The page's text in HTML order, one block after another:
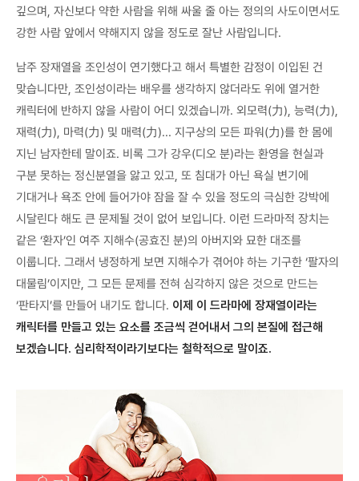
깊으며, 자신보다 약한 사람을 위해 싸울 줄 아는 정의의 사도이면서도
강한 사람 앞에서 약해지지 않을 정도로 잘난 사람입니다.
남주 장재열을 조인성이 연기했다고 해서 특별한 감정이 이입된 건
맞습니다만, 조인성이라는 배우를 생각하지 않더라도 위에 열거한
캐릭터에 반하지 않을 사람이 어디 있겠습니까. 외모력(力), 능력(力),
재력(力), 마력(力) 및 매력(力)... 지구상의 모든 파워(力)를 한 몸에
지닌 남자한테 말이죠. 비록 그가 강우(디오 분)라는 환영을 현실과
구분 못하는 정신분열을 앓고 있고, 또 침대가 아닌 욕실 변기에
기대거나 욕조 안에 들어가야 잠을 잘 수 있을 정도의 극심한 강박에
시달린다 해도 큰 문제될 것이 없어 보입니다. 이런 드라마적 장치는
같은 ‘환자’인 여주 지해수(공효진 분)의 아버지와 묘한 대조를
이룹니다. 그래서 냉정하게 보면 지해수가 겪어야 하는 기구한 ‘팔자의
대물림’이지만, 그 모든 문제를 전혀 심각하지 않은 것으로 만드는
‘판타지’를 만들어 내기도 합니다. 이제 이 드라마에 장재열이라는
캐릭터를 만들고 있는 요소를 조금씩 걷어내서 그의 본질에 접근해
보겠습니다. 심리학적이라기보다는 철학적으로 말이죠.